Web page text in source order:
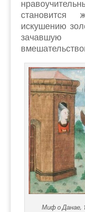
становится
искушению
Миф о Данае,